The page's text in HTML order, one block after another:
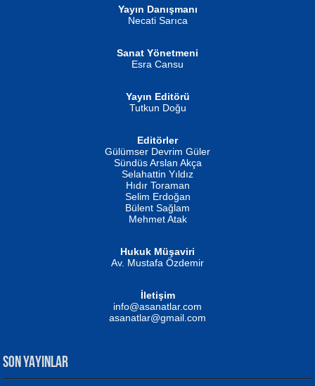
İSMAİL OKUTAN
Erkeklerin Kahrolması Ne Demektir
Evvel Zaman Tanrıçası...
Yayın Danışmanı
Necati Sarıca
Sanat Yönetmeni
Esra Cansu
Yayın Editörü
Tutkun Doğu
Editörler
Gülümser Devrim Güler
Sündüs Arslan Akça
Selahattin Yıldız
Hıdır Toraman
Selim Erdoğan
Bülent Sağlam
Mehmet Atak
Hukuk Müşaviri
Av. Mustafa Özdemir
İletişim
info@asanatlar.com
asanatlar@gmail.com
SON YAYINLAR